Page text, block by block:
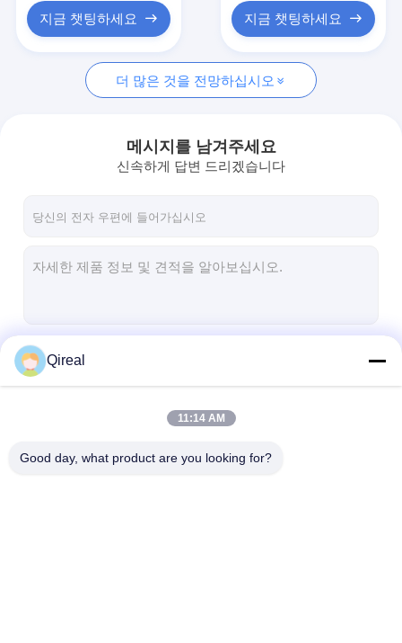
뉴스
지금 챗팅하세요
KOMATSU 엔진 부품
애벌레 엔진 파트
DOOSAN 엔진 부품
EC VOLVO 엔진 부품
지금 챗팅하세요 지금 챗팅하세요
더 많은 것을 전망하십시오
메시지를 남겨주세요
신속하게 답변 드리겠습니다
Qireal
11:14 AM
Good day, what product are you looking for?